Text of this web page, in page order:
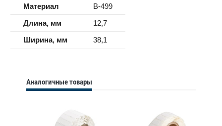
Материал
B-499
Длина, мм
12,7
Ширина, мм
38,1
Аналогичные товары